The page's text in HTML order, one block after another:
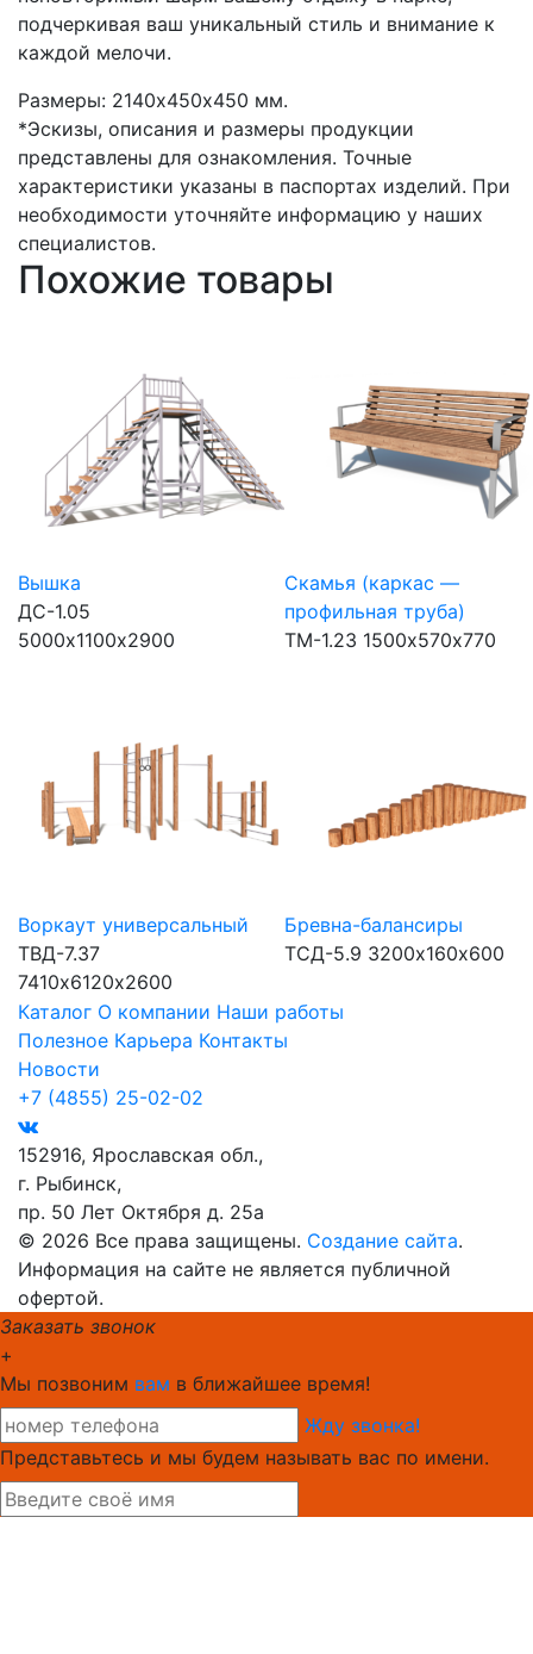
подчеркивая ваш уникальный стиль и внимание к
каждой мелочи.
Размеры: 2140х450х450 мм.
*Эскизы, описания и размеры продукции
представлены для ознакомления. Точные
характеристики указаны в паспортах изделий. При
необходимости уточняйте информацию у наших
специалистов.
Похожие товары
Вышка
ДС-1.05
5000х1100х2900
Скамья (каркас —
профильная труба)
ТМ-1.23 1500х570х770
Воркаут универсальный
ТВД-7.37
7410х6120х2600
Бревна-балансиры
ТСД-5.9 3200х160х600
Каталог О компании Наши работы
Полезное Карьера Контакты
Новости
+7 (4855) 25-02-02
152916, Ярославская обл.,
г. Рыбинск,
пр. 50 Лет Октября д. 25а
© 2026 Все права защищены. Создание сайта.
Информация на сайте не является публичной
офертой.
Заказать звонок
+
Мы позвоним вам в ближайшее время!
Жду звонка!
Представьтесь и мы будем называть вас по имени.